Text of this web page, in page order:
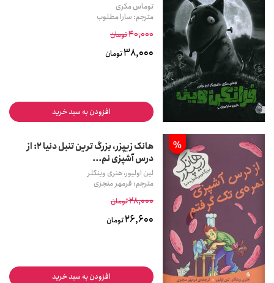
توماس مکری
مترجم: سارا مطلوب
40,000تومان
38,000تومان
افزودن به سبد خرید
%
هانک زیپزر، بزرگ ترین تنبل دنیا ۲: از
درس آشپزی نم...
لین اولیور، هنری وینکلر
مترجم: فرمهر منجزی
28,000تومان
26,600تومان
افزودن به سبد خرید